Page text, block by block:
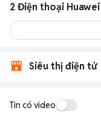
2 Điện thoại
Siêu thị điện tử
Tin có video